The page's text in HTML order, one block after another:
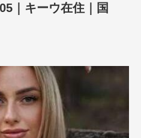
｜キーウ在住｜国